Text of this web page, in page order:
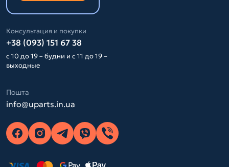
Консультация и покупки
+38 (093) 151 67 38
с 10 до 19 – будни и с 11 до 19 –
выходные
Пошта
info@uparts.in.ua